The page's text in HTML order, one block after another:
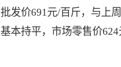
批发价691元/百斤，与上
基本持平，市场零售价624